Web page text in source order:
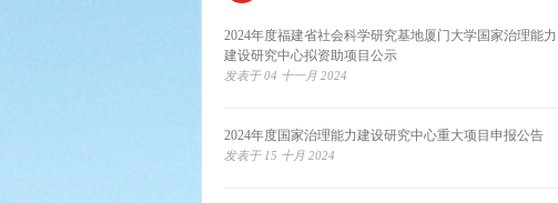
2024年度福建省社会科学研究基地厦门大学国家治理能力
建设研究中心拟资助项目公示
发表于 04 十一月 2024
2024年度国家治理能力建设研究中心重大项目申报公告
发表于 15 十月 2024